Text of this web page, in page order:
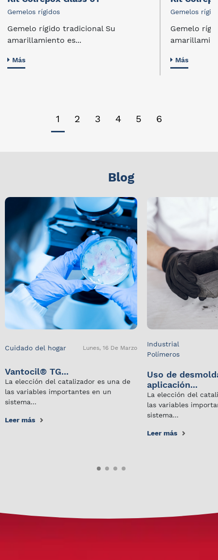
Gemelos rígidos
Gemelo rígido tradicional Su
amarillamiento es...
Más
Gemelos
Gemelo
Más
1 2 3 4 5 6
Blog
Cuidado del hogar Lunes, 16 De Marzo
Vantocil® TG...
La elección del catalizador es una de
las variables importantes en un
sistema...
Leer más
Industrial
Polímeros
Uso de
aplicación...
La elección del
las variables
sistema...
Leer más